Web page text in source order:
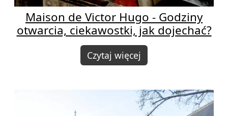
Maison de Victor Hugo - Godziny
otwarcia, ciekawostki, jak dojechać?
Czytaj więcej